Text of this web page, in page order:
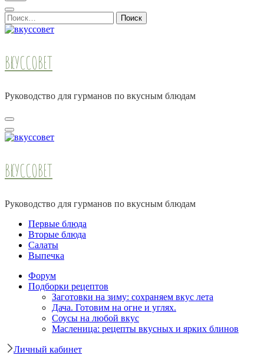
Найти:
ВКУССОВЕТ
Руководство для гурманов по вкусным блюдам
ВКУССОВЕТ
Руководство для гурманов по вкусным блюдам
Первые блюда
Вторые блюда
Салаты
Выпечка
Форум
Подборки рецептов
Заготовки на зиму: сохраняем вкус лета
Дача. Готовим на огне и углях.
Соусы на любой вкус
Масленица: рецепты вкусных и ярких блинов
Личный кабинет